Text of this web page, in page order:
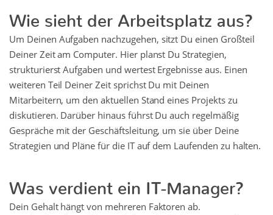
Wie sieht der Arbeitsplatz aus?
Um Deinen Aufgaben nachzugehen, sitzt Du einen Großteil
Deiner Zeit am Computer. Hier planst Du Strategien,
strukturierst Aufgaben und wertest Ergebnisse aus. Einen
weiteren Teil Deiner Zeit sprichst Du mit Deinen
Mitarbeitern, um den aktuellen Stand eines Projekts zu
diskutieren. Darüber hinaus führst Du auch regelmäßig
Gespräche mit der Geschäftsleitung, um sie über Deine
Strategien und Pläne für die IT auf dem Laufenden zu halten.
Was verdient ein IT-Manager?
Dein Gehalt hängt von mehreren Faktoren ab.